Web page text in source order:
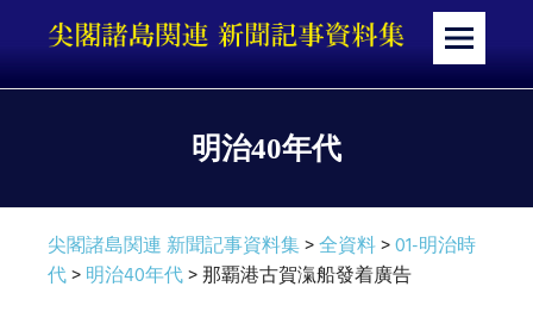
テ
メ
明治40年代
尖閣諸島関連 新聞記事資料集>全資料>01-明治時
代>明治40年代>那覇港古賀滊船發着廣告